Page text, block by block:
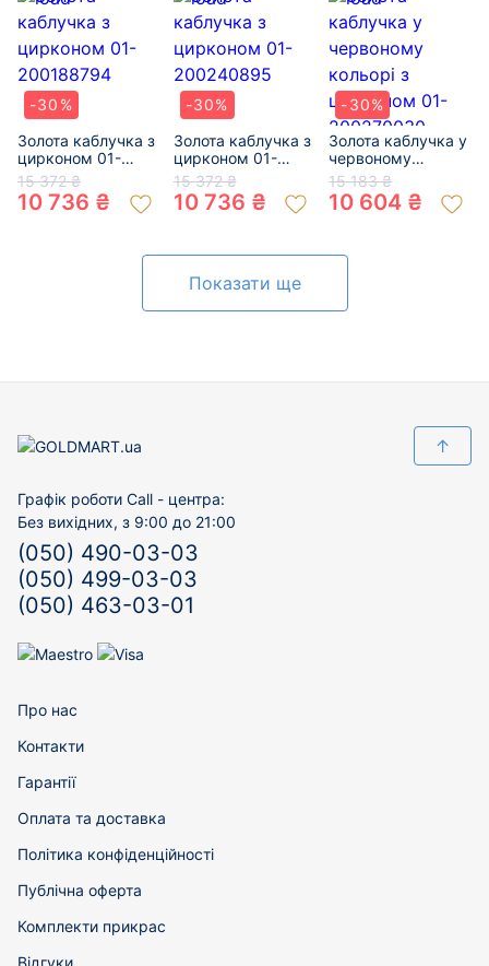
-30%
Золота каблучка з
цирконом 01-
200188794
15 372 ₴
10 736 ₴
-30%
Золота каблучка з
цирконом 01-
200240895
15 372 ₴
10 736 ₴
-30%
Золота каблучка у
червоному
кольорі з
цирконом 01-
200270030
15 183 ₴
10 604 ₴
Показати ще
↑
Графік роботи Call - центра:
Без вихідних, з 9:00 до 21:00
(050) 490-03-03
(050) 499-03-03
(050) 463-03-01
Про нас
Контакти
Гарантії
Оплата та доставка
Політика конфіденційності
Публічна оферта
Комплекти прикрас
Відгуки